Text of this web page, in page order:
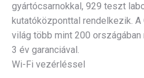
gyártócsarnokkal, 929 teszt
kutatóközponttal rendelkezik. A
világ több mint 200 országában
3 év garanciával.
Wi-Fi vezérléssel